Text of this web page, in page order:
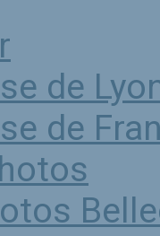
de
de